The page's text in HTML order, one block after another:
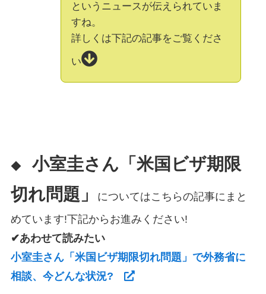
というニュースが伝えられていま
すね。
詳しくは下記の記事をご覧くださ
い
◆ 小室圭さん「米国ビザ期限
切れ問題」
についてはこちらの記事にまと
めています!下記からお進みください!
✔あわせて読みたい
小室圭さん「米国ビザ期限切れ問題」で外務省に
相談、今どんな状況?